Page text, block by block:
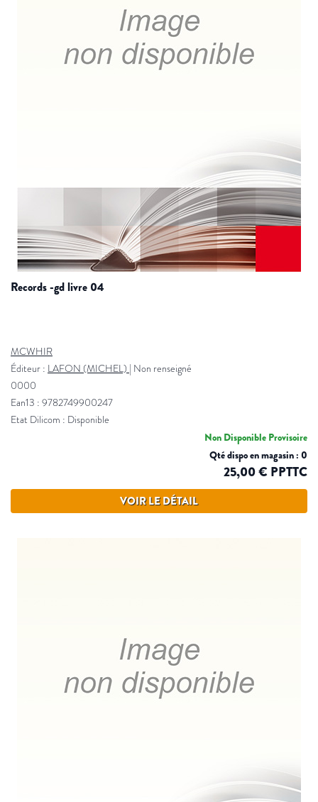
records -gd livre 04
MCWHIR
Éditeur : LAFON (MICHEL) | Non renseigné
0000
Ean13 : 9782749900247
Etat Dilicom : Disponible
Non Disponible Provisoire
Qté dispo en magasin : 0
25,00 € PPTTC
VOIR LE DÉTAIL